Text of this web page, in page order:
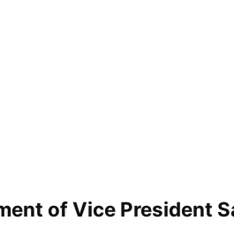
of Vice President